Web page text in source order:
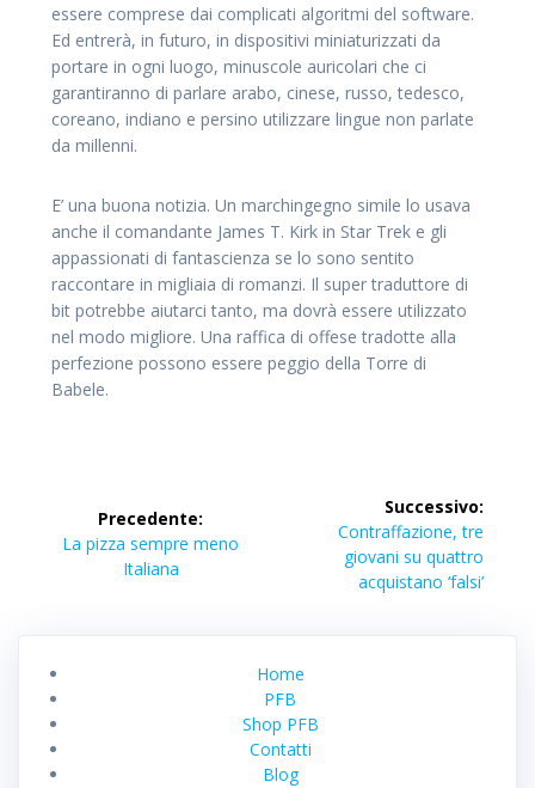
essere comprese dai complicati algoritmi del software.
Ed entrerà, in futuro, in dispositivi miniaturizzati da
portare in ogni luogo, minuscole auricolari che ci
garantiranno di parlare arabo, cinese, russo, tedesco,
coreano, indiano e persino utilizzare lingue non parlate
da millenni.
E’ una buona notizia. Un marchingegno simile lo usava
anche il comandante James T. Kirk in Star Trek e gli
appassionati di fantascienza se lo sono sentito
raccontare in migliaia di romanzi. Il super traduttore di
bit potrebbe aiutarci tanto, ma dovrà essere utilizzato
nel modo migliore. Una raffica di offese tradotte alla
perfezione possono essere peggio della Torre di
Babele.
articoliPrecedente:
Articolo
precedente:
La pizza sempre meno
Italiana
Successivo:
Articolo
successivo:
Contraffazione, tre
giovani su quattro
acquistano ‘falsi’
Home
PFB
Shop PFB
Contatti
Blog